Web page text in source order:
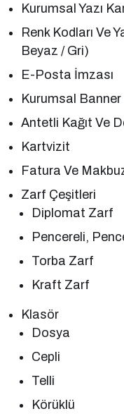
Kurumsal Yazı
Renk Kodları Ve
Beyaz / Gri)
E-Posta İmzası
Kurumsal Banner
Antetli Kağıt Ve
Kartvizit
Fatura Ve
Zarf Çeşitleri
Diplomat Zarf
Pencereli,
Torba Zarf
Kraft Zarf
Klasör
Dosya
Cepli
Telli
Körüklü